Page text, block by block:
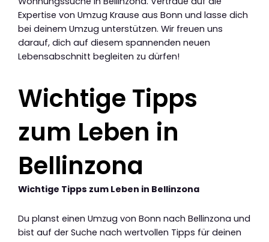
Expertise von Umzug Krause aus Bonn und lasse dich
bei deinem Umzug unterstützen. Wir freuen uns
darauf, dich auf diesem spannenden neuen
Lebensabschnitt begleiten zu dürfen!
Wichtige Tipps
zum Leben in
Bellinzona
Wichtige Tipps zum Leben in Bellinzona
Du planst einen Umzug von Bonn nach Bellinzona und
bist auf der Suche nach wertvollen Tipps für deinen